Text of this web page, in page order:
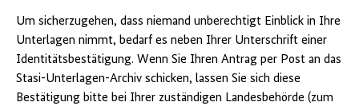
Um sicherzugehen, dass niemand unberechtigt Einblick in Ihre
Unterlagen nimmt, bedarf es neben Ihrer Unterschrift einer
Identitätsbestätigung. Wenn Sie Ihren Antrag per Post an das
Stasi-Unterlagen-Archiv schicken, lassen Sie sich diese
Bestätigung bitte bei Ihrer zuständigen Landesbehörde (zum